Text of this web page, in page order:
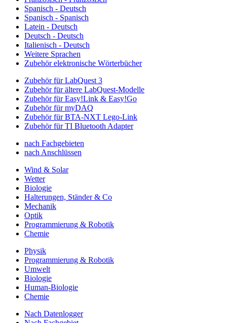
Spanisch - Deutsch
Spanisch - Spanisch
Latein - Deutsch
Deutsch - Deutsch
Italienisch - Deutsch
Weitere Sprachen
Zubehör elektronische Wörterbücher
Zubehör für LabQuest 3
Zubehör für ältere LabQuest-Modelle
Zubehör für Easy!Link & Easy!Go
Zubehör für myDAQ
Zubehör für BTA-NXT Lego-Link
Zubehör für TI Bluetooth Adapter
nach Fachgebieten
nach Anschlüssen
Wind & Solar
Wetter
Biologie
Halterungen, Ständer & Co
Mechanik
Optik
Programmierung & Robotik
Chemie
Physik
Programmierung & Robotik
Umwelt
Biologie
Human-Biologie
Chemie
Nach Datenlogger